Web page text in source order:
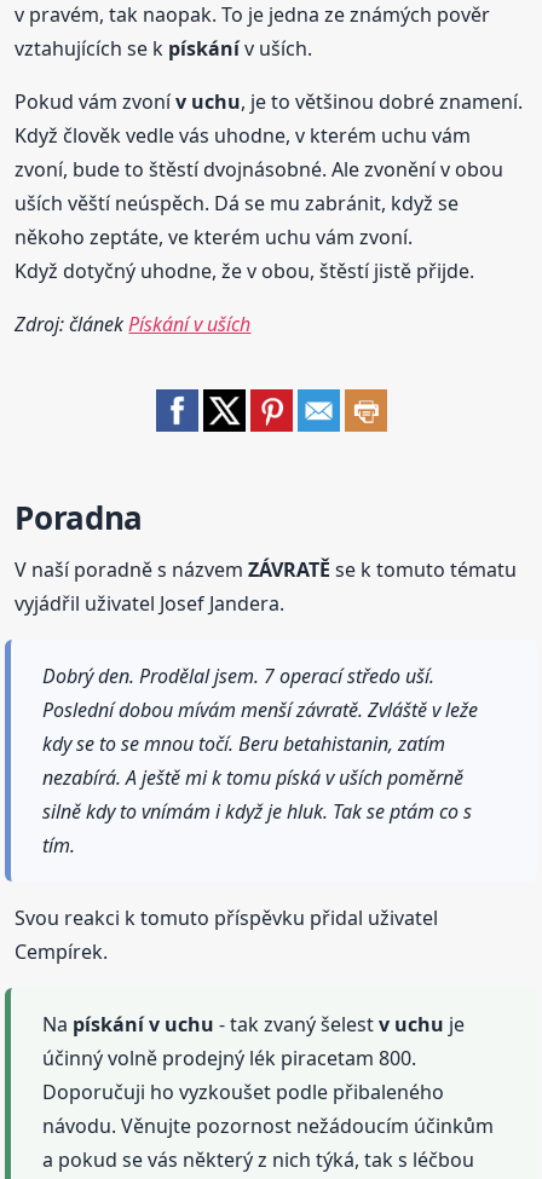
v pravém, tak naopak. To je jedna ze známých pověr
vztahujících se k pískánív uších.
Pokud vám zvonív uchu, je to většinou dobré znamení.
Když člověk vedle vás uhodne, v kterém uchu vám
zvoní, bude to štěstí dvojnásobné. Ale zvonění v obou
uších věští neúspěch. Dá se mu zabránit, když se
někoho zeptáte, ve kterém uchu vám zvoní.
Když dotyčný uhodne, že v obou, štěstí jistě přijde.
Zdroj: článekPískání v uších
Poradna
V naší poradně s názvemZÁVRATĚ se k tomuto tématu
vyjádřil uživatel Josef Jandera.
Dobrý den. Prodělal jsem. 7 operací středo uší.
Poslední dobou mívám menší závratě. Zvláště v leže
kdy se to se mnou točí. Beru betahistanin, zatím
nezabírá. A ještě mi k tomu píská v uších poměrně
silně kdy to vnímám i když je hluk. Tak se ptám co s
tím.
Svou reakci k tomuto příspěvku přidal uživatel
Cempírek.
Na pískánív uchu - tak zvaný šelestv uchu je
účinný volně prodejný lék piracetam 800.
Doporučuji ho vyzkoušet podle přibaleného
návodu. Věnujte pozornost nežádoucím účinkům
a pokud se vás některý z nich týká, tak s léčbou